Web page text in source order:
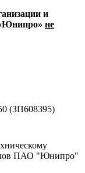
и
не
(ЗП608395)
ПАО "Юнипро"